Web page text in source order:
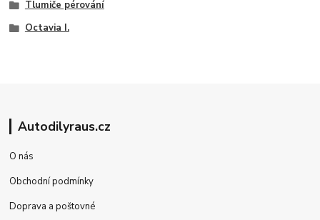
Tlumiče pérování
Octavia I.
Autodilyraus.cz
O nás
Obchodní podmínky
Doprava a poštovné